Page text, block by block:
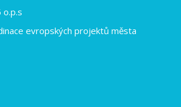
o.p.s
evropských projektů města